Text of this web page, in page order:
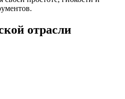
отрасли